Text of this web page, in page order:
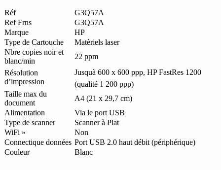
Réf
G3Q57A
Ref Frns
G3Q57A
Marque
HP
Type de Cartouche
Matèriels laser
Nbre copies noir et
blanc/min
22 ppm
Résolution
d’impression
Jusquà 600 x 600 ppp, HP FastRes 1200
(qualité 1 200 ppp)
Taille max du
document
A4 (21 x 29,7 cm)
Alimentation
Via le port USB
Type de scanner
Scanner à Plat
WiFi »
Non
Connectique données Port USB 2.0 haut débit (périphérique)
Couleur
Blanc